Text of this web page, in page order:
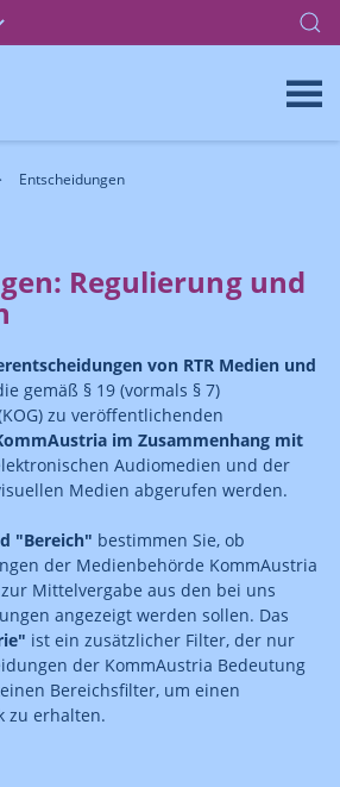
Entscheidungen
Regulierung und
von RTR Medien und
gemäß § 19 (vormals § 7)
zu veröffentlichenden
im Zusammenhang mit
Audiomedien und der
Medien abgerufen werden.
"Bereich" bestimmen Sie, ob
der Medienbehörde KommAustria
Mittelvergabe aus den bei uns
angezeigt werden sollen. Das
ist ein zusätzlicher Filter, der nur
der KommAustria Bedeutung
Bereichsfilter, um einen
zu erhalten.